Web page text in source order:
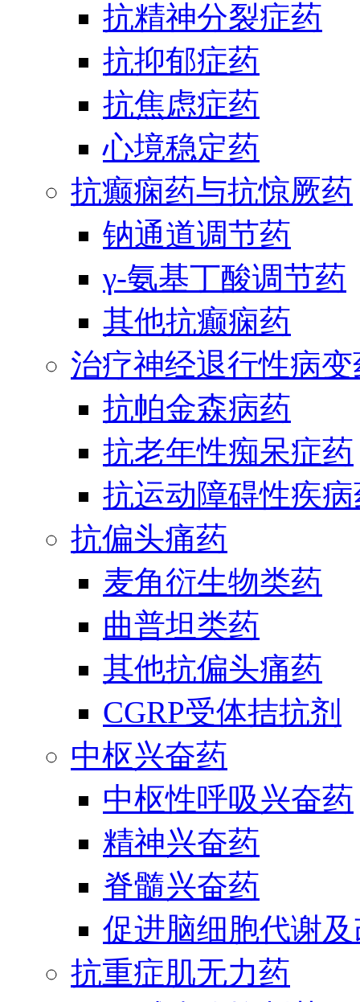
抗精神分裂症药
抗抑郁症药
抗焦虑症药
心境稳定药
抗癫痫药与抗惊厥药
钠通道调节药
γ-氨基丁酸调节药
其他抗癫痫药
治疗神经退行性病
抗帕金森病药
抗老年性痴呆症药
抗运动障碍性疾
抗偏头痛药
麦角衍生物类药
曲普坦类药
其他抗偏头痛药
CGRP受体拮抗剂
中枢兴奋药
中枢性呼吸兴奋药
精神兴奋药
脊髓兴奋药
促进脑细胞代谢
抗重症肌无力药